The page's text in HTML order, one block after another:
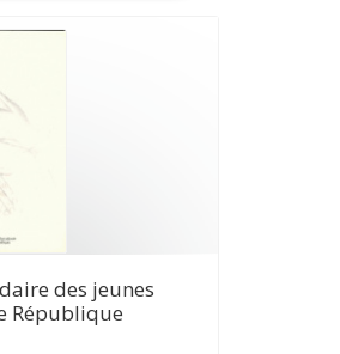
des jeunes
République